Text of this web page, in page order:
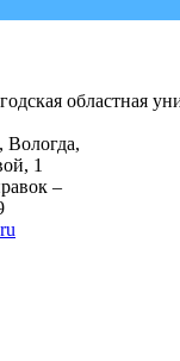
областная
Вологда,
1
–